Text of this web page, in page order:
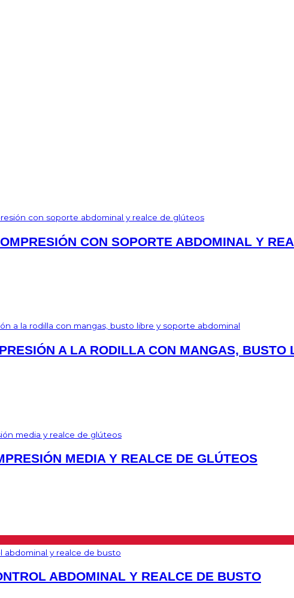
CON SOPORTE ABDOMINAL Y
A LA RODILLA CON MANGAS,
MEDIA Y REALCE DE GLÚTEOS
ABDOMINAL Y REALCE DE BUSTO